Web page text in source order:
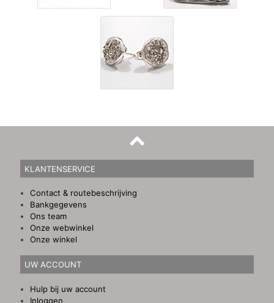
KLANTENSERVICE
Contact & routebeschrijving
Bankgegevens
Ons team
Onze webwinkel
Onze winkel
UW ACCOUNT
Hulp bij uw account
Inloggen